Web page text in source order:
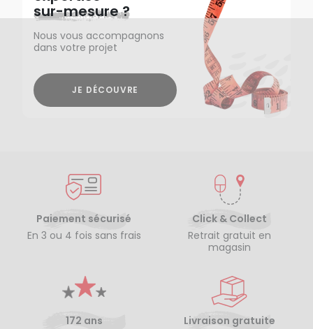
sur-mesure ?
Nous vous accompagnons
dans votre projet
JE DÉCOUVRE
Paiement sécurisé
En 3 ou 4 fois sans frais
Click & Collect
Retrait gratuit en
magasin
172 ans
Livraison gratuite